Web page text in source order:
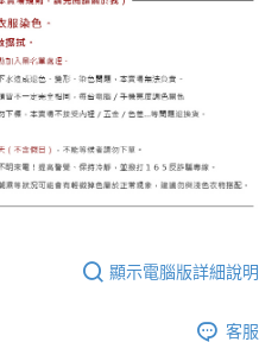
顯示電腦版詳細說明
客服